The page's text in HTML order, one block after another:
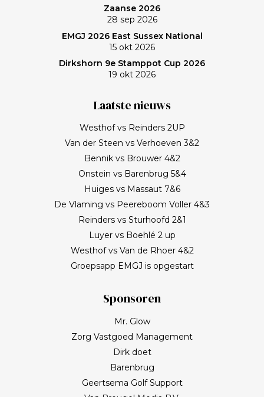
Zaanse 2026
28 sep 2026
EMGJ 2026 East Sussex National
15 okt 2026
Dirkshorn 9e Stamppot Cup 2026
19 okt 2026
Laatste nieuws
Westhof vs Reinders 2UP
Van der Steen vs Verhoeven 3&2
Bennik vs Brouwer 4&2
Onstein vs Barenbrug 5&4
Huiges vs Massaut 7&6
De Vlaming vs Peereboom Voller 4&3
Reinders vs Sturhoofd 2&1
Luyer vs Boehlé 2 up
Westhof vs Van de Rhoer 4&2
Groepsapp EMGJ is opgestart
Sponsoren
Mr. Glow
Zorg Vastgoed Management
Dirk doet
Barenbrug
Geertsema Golf Support